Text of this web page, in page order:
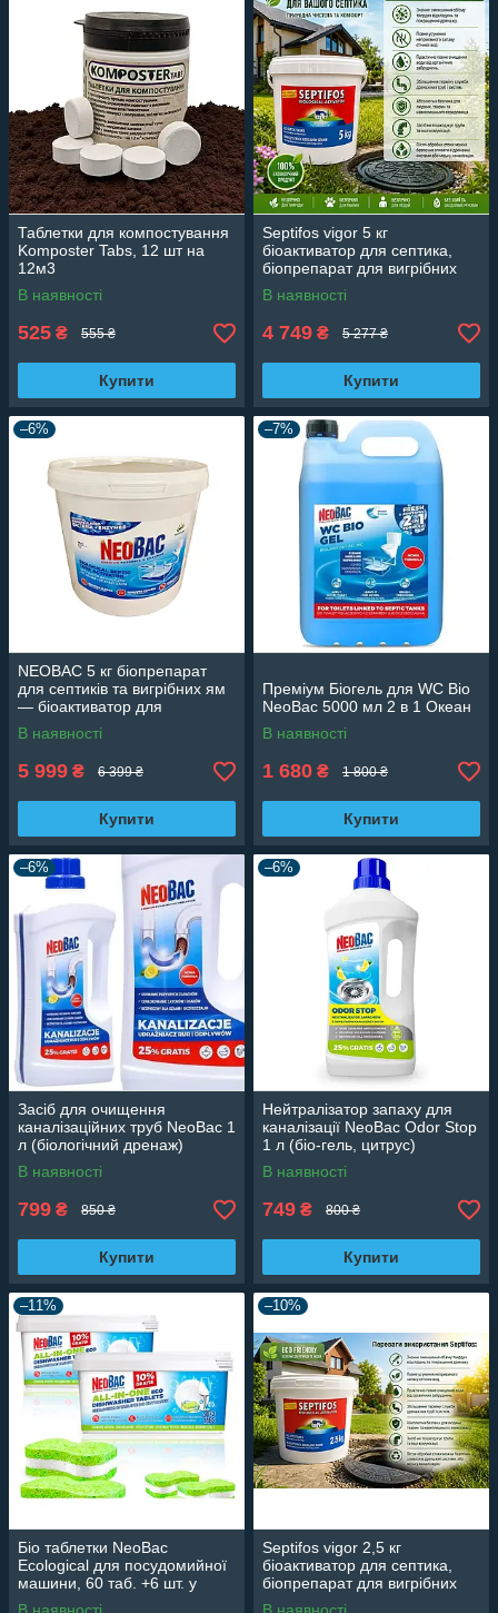
Таблетки для компостування
Komposter Tabs, 12 шт на
12м3
В наявності
525 ₴ 555 ₴
Купити
Septifos vigor 5 кг
біоактиватор для септика,
біопрепарат для вигрібних
ям і туалетів
В наявності
4 749 ₴ 5 277 ₴
Купити
–6%
NEOBAC 5 кг біопрепарат
для септиків та вигрібних ям
— біоактиватор для
очищення стічних вод та
туалетів
В наявності
5 999 ₴ 6 399 ₴
Купити
–7%
Преміум Біогель для WC Bio
NeoBac 5000 мл 2 в 1 Океан
В наявності
1 680 ₴ 1 800 ₴
Купити
–6%
Засіб для очищення
каналізаційних труб NeoBac 1
л (біологічний дренаж)
В наявності
799 ₴ 850 ₴
Купити
–6%
Нейтралізатор запаху для
каналізації NeoBac Odor Stop
1 л (біо-гель, цитрус)
В наявності
749 ₴ 800 ₴
Купити
–11%
Біо таблетки NeoBac
Ecological для посудомийної
машини, 60 таб. +6 шт. у
подарунок
–10%
Septifos vigor 2,5 кг
біоактиватор для септика,
біопрепарат для вигрібних
ям і туалетів